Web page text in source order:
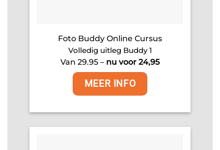
Foto Buddy Online Cursus
Volledig uitleg Buddy 1
Van 29.95 – nu voor 24,95
MEER INFO